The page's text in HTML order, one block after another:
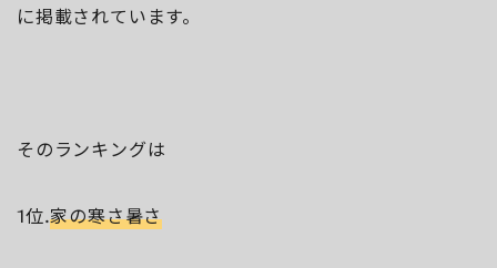
に掲載されています。
そのランキングは
1位.家の寒さ暑さ